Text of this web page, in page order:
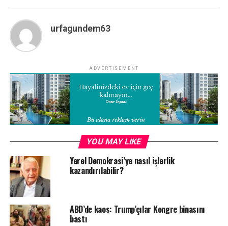
urfagundem63
ADVERTISEMENT
YOU MAY LIKE
Yerel Demokrasi’ye nasıl işlerlik
kazandırılabilir?
ABD’de kaos: Trump’çılar Kongre binasını
bastı